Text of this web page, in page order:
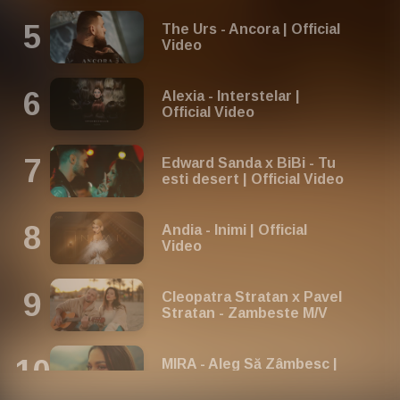
The Urs - Ancora | Official
Video
Alexia - Interstelar |
Official Video
Edward Sanda x BiBi - Tu
esti desert | Official Video
Andia - Inimi | Official
Video
Cleopatra Stratan x Pavel
Stratan - Zambeste M/V
MIRA - Aleg Să Zâmbesc |